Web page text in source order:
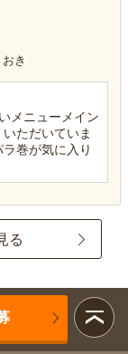
き
メニューメイン
ただいていま
巻が気に入り
る